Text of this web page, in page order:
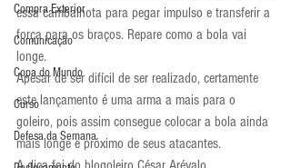
Compra Exterior
Comunicação
Copa do Mundo
Curso
Defesa da Semana
essa cambalhota para pegar impulso e transferir a
força para os braços. Repare como a bola vai
longe.
Apesar de ser difícil de ser realizado, certamente
este lançamento é uma arma a mais para o
goleiro, pois assim consegue colocar a bola ainda
mais longe e próximo de seus atacantes.